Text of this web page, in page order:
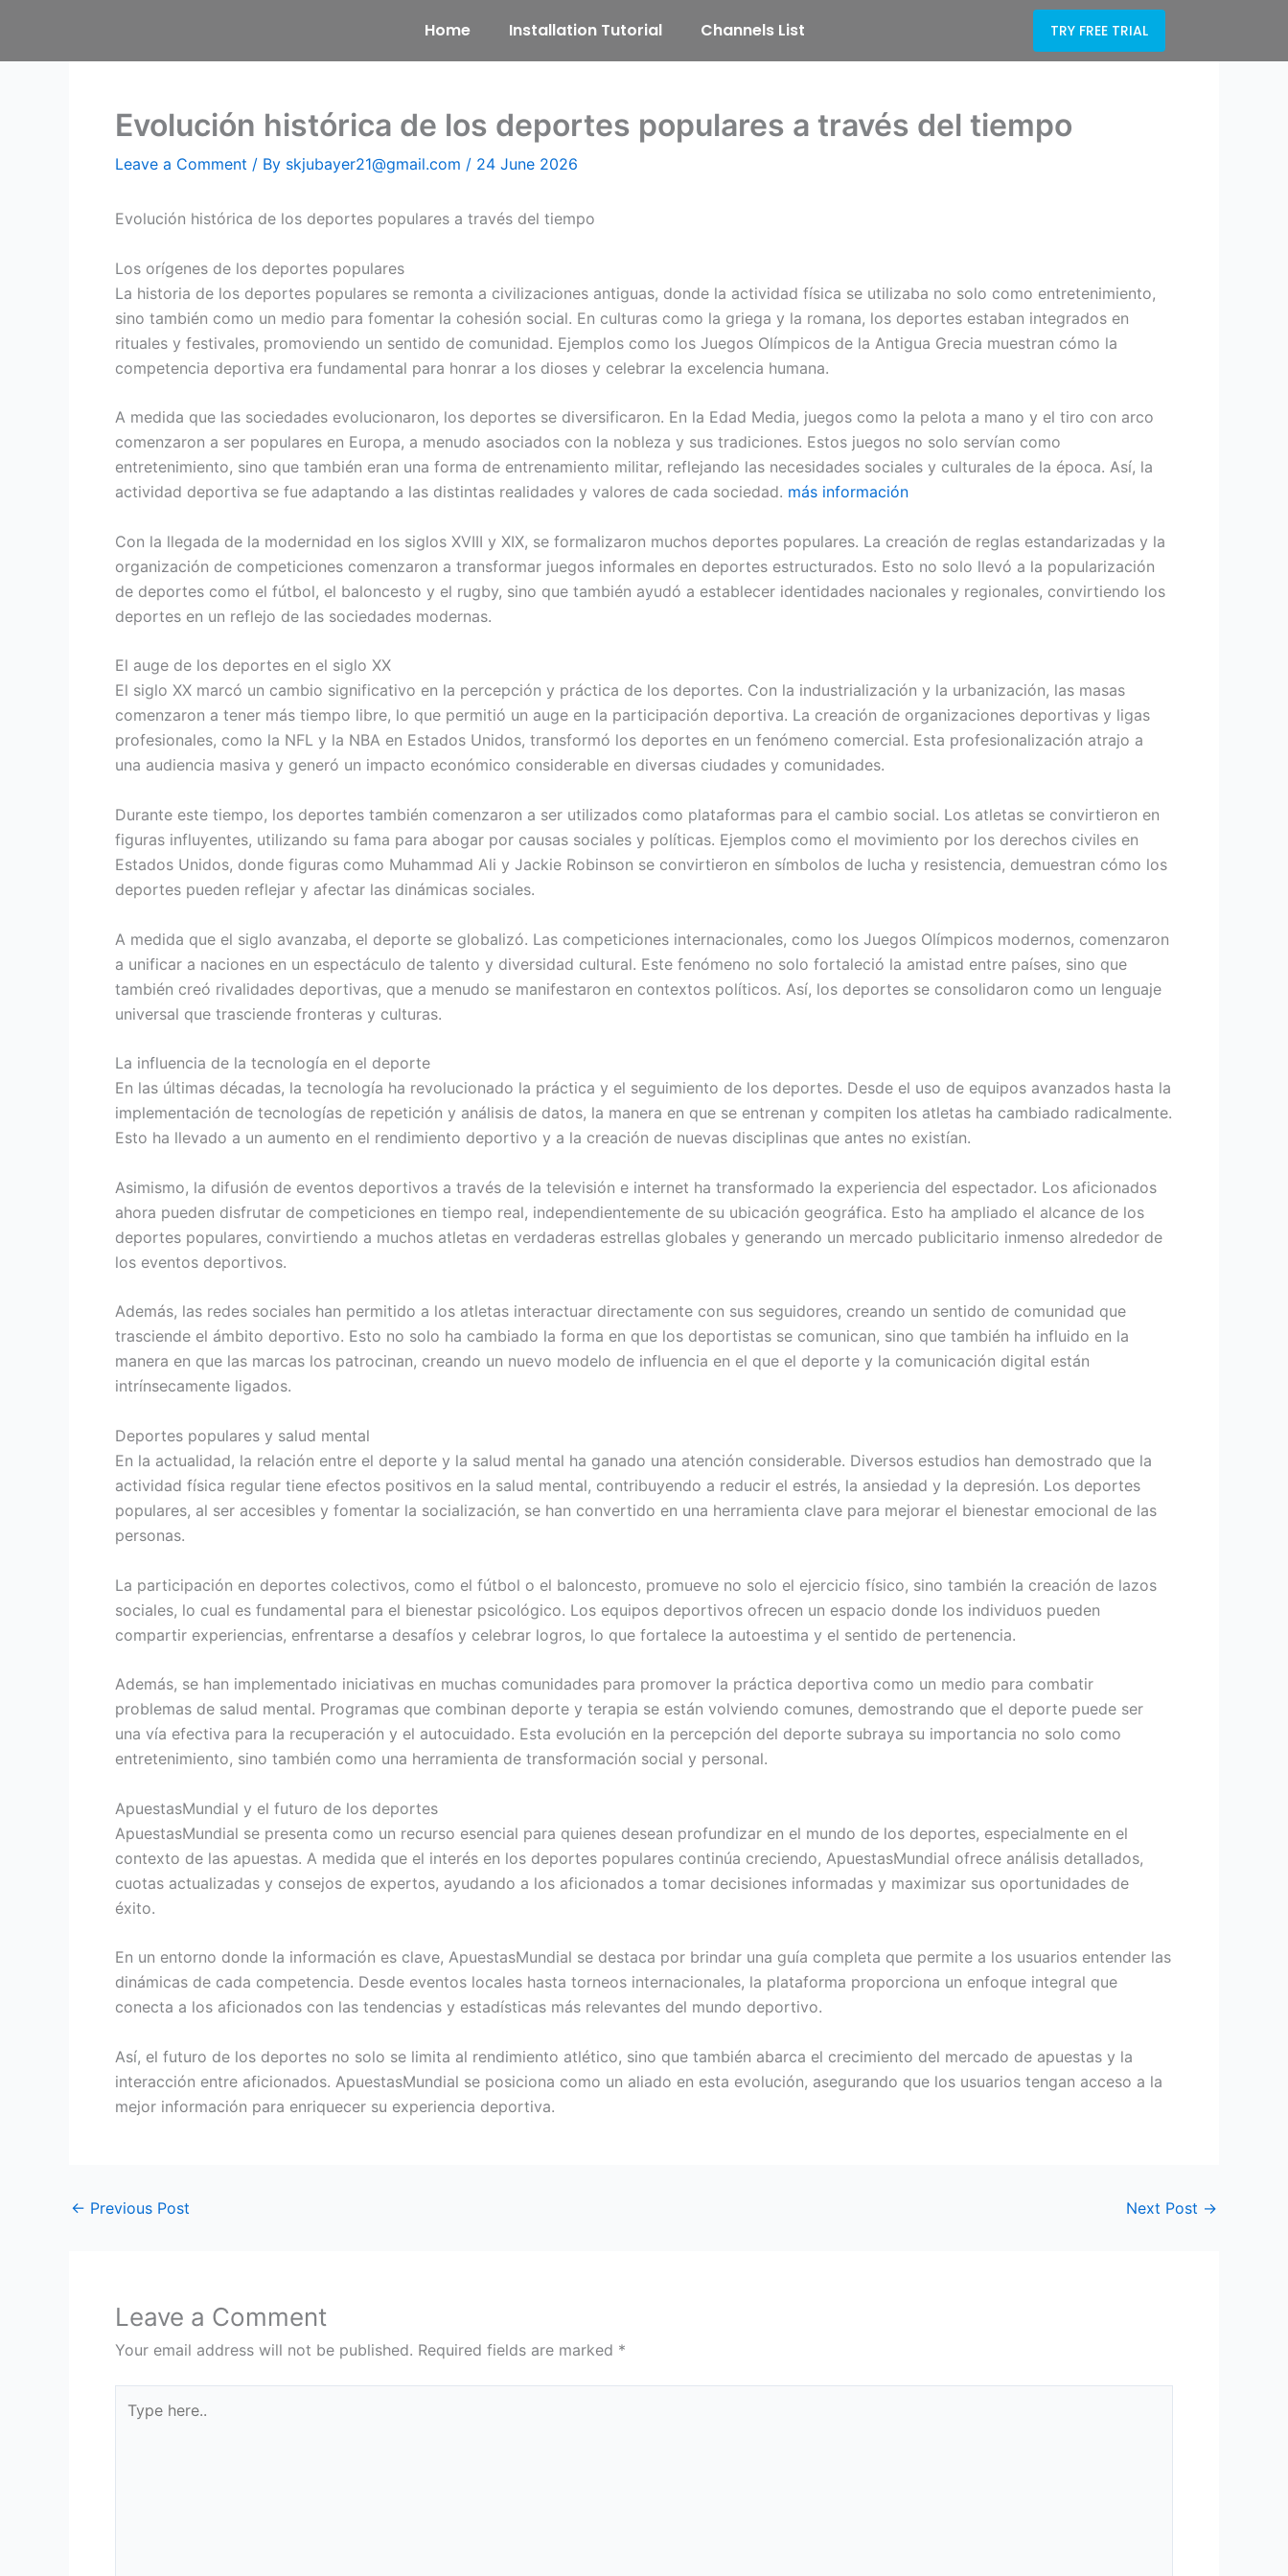
content
Home Installation Tutorial Channels List TRY FREE TRIAL
Evolución histórica de los deportes populares a través del tiempo
Leave a Comment / By skjubayer21@gmail.com / 24 June 2026
Evolución histórica de los deportes populares a través del tiempo
Los orígenes de los deportes populares
La historia de los deportes populares se remonta a civilizaciones antiguas, donde la actividad física se utilizaba no solo como entretenimiento,
sino también como un medio para fomentar la cohesión social. En culturas como la griega y la romana, los deportes estaban integrados en
rituales y festivales, promoviendo un sentido de comunidad. Ejemplos como los Juegos Olímpicos de la Antigua Grecia muestran cómo la
competencia deportiva era fundamental para honrar a los dioses y celebrar la excelencia humana.
A medida que las sociedades evolucionaron, los deportes se diversificaron. En la Edad Media, juegos como la pelota a mano y el tiro con arco
comenzaron a ser populares en Europa, a menudo asociados con la nobleza y sus tradiciones. Estos juegos no solo servían como
entretenimiento, sino que también eran una forma de entrenamiento militar, reflejando las necesidades sociales y culturales de la época. Así, la
actividad deportiva se fue adaptando a las distintas realidades y valores de cada sociedad. más información
Con la llegada de la modernidad en los siglos XVIII y XIX, se formalizaron muchos deportes populares. La creación de reglas estandarizadas y la
organización de competiciones comenzaron a transformar juegos informales en deportes estructurados. Esto no solo llevó a la popularización
de deportes como el fútbol, el baloncesto y el rugby, sino que también ayudó a establecer identidades nacionales y regionales, convirtiendo los
deportes en un reflejo de las sociedades modernas.
El auge de los deportes en el siglo XX
El siglo XX marcó un cambio significativo en la percepción y práctica de los deportes. Con la industrialización y la urbanización, las masas
comenzaron a tener más tiempo libre, lo que permitió un auge en la participación deportiva. La creación de organizaciones deportivas y ligas
profesionales, como la NFL y la NBA en Estados Unidos, transformó los deportes en un fenómeno comercial. Esta profesionalización atrajo a
una audiencia masiva y generó un impacto económico considerable en diversas ciudades y comunidades.
Durante este tiempo, los deportes también comenzaron a ser utilizados como plataformas para el cambio social. Los atletas se convirtieron en
figuras influyentes, utilizando su fama para abogar por causas sociales y políticas. Ejemplos como el movimiento por los derechos civiles en
Estados Unidos, donde figuras como Muhammad Ali y Jackie Robinson se convirtieron en símbolos de lucha y resistencia, demuestran cómo los
deportes pueden reflejar y afectar las dinámicas sociales.
A medida que el siglo avanzaba, el deporte se globalizó. Las competiciones internacionales, como los Juegos Olímpicos modernos, comenzaron
a unificar a naciones en un espectáculo de talento y diversidad cultural. Este fenómeno no solo fortaleció la amistad entre países, sino que
también creó rivalidades deportivas, que a menudo se manifestaron en contextos políticos. Así, los deportes se consolidaron como un lenguaje
universal que trasciende fronteras y culturas.
La influencia de la tecnología en el deporte
En las últimas décadas, la tecnología ha revolucionado la práctica y el seguimiento de los deportes. Desde el uso de equipos avanzados hasta la
implementación de tecnologías de repetición y análisis de datos, la manera en que se entrenan y compiten los atletas ha cambiado radicalmente.
Esto ha llevado a un aumento en el rendimiento deportivo y a la creación de nuevas disciplinas que antes no existían.
Asimismo, la difusión de eventos deportivos a través de la televisión e internet ha transformado la experiencia del espectador. Los aficionados
ahora pueden disfrutar de competiciones en tiempo real, independientemente de su ubicación geográfica. Esto ha ampliado el alcance de los
deportes populares, convirtiendo a muchos atletas en verdaderas estrellas globales y generando un mercado publicitario inmenso alrededor de
los eventos deportivos.
Además, las redes sociales han permitido a los atletas interactuar directamente con sus seguidores, creando un sentido de comunidad que
trasciende el ámbito deportivo. Esto no solo ha cambiado la forma en que los deportistas se comunican, sino que también ha influido en la
manera en que las marcas los patrocinan, creando un nuevo modelo de influencia en el que el deporte y la comunicación digital están
intrínsecamente ligados.
Deportes populares y salud mental
En la actualidad, la relación entre el deporte y la salud mental ha ganado una atención considerable. Diversos estudios han demostrado que la
actividad física regular tiene efectos positivos en la salud mental, contribuyendo a reducir el estrés, la ansiedad y la depresión. Los deportes
populares, al ser accesibles y fomentar la socialización, se han convertido en una herramienta clave para mejorar el bienestar emocional de las
personas.
La participación en deportes colectivos, como el fútbol o el baloncesto, promueve no solo el ejercicio físico, sino también la creación de lazos
sociales, lo cual es fundamental para el bienestar psicológico. Los equipos deportivos ofrecen un espacio donde los individuos pueden
compartir experiencias, enfrentarse a desafíos y celebrar logros, lo que fortalece la autoestima y el sentido de pertenencia.
Además, se han implementado iniciativas en muchas comunidades para promover la práctica deportiva como un medio para combatir
problemas de salud mental. Programas que combinan deporte y terapia se están volviendo comunes, demostrando que el deporte puede ser
una vía efectiva para la recuperación y el autocuidado. Esta evolución en la percepción del deporte subraya su importancia no solo como
entretenimiento, sino también como una herramienta de transformación social y personal.
ApuestasMundial y el futuro de los deportes
ApuestasMundial se presenta como un recurso esencial para quienes desean profundizar en el mundo de los deportes, especialmente en el
contexto de las apuestas. A medida que el interés en los deportes populares continúa creciendo, ApuestasMundial ofrece análisis detallados,
cuotas actualizadas y consejos de expertos, ayudando a los aficionados a tomar decisiones informadas y maximizar sus oportunidades de
éxito.
En un entorno donde la información es clave, ApuestasMundial se destaca por brindar una guía completa que permite a los usuarios entender las
dinámicas de cada competencia. Desde eventos locales hasta torneos internacionales, la plataforma proporciona un enfoque integral que
conecta a los aficionados con las tendencias y estadísticas más relevantes del mundo deportivo.
Así, el futuro de los deportes no solo se limita al rendimiento atlético, sino que también abarca el crecimiento del mercado de apuestas y la
interacción entre aficionados. ApuestasMundial se posiciona como un aliado en esta evolución, asegurando que los usuarios tengan acceso a la
mejor información para enriquecer su experiencia deportiva.
← Previous Post Next Post →
Leave a Comment
Your email address will not be published. Required fields are marked *
here..